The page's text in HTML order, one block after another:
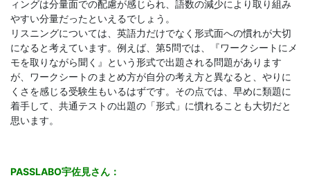
ィングは分量面での配慮が感じられ、語数の減少により取り組み
やすい分量だったといえるでしょう。
リスニングについては、英語力だけでなく形式面への慣れが大切
になると考えています。例えば、第5問では、『ワークシートにメ
モを取りながら聞く』という形式で出題される問題があります
が、ワークシートのまとめ方が自分の考え方と異なると、やりに
くさを感じる受験生もいるはずです。その点では、早めに類題に
着手して、共通テストの出題の「形式」に慣れることも大切だと
思います。
PASSLABO宇佐見さん：